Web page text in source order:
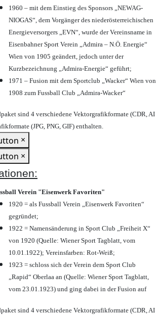
1960 – mit dem Einstieg des Sponsors „NEWAG-
NIOGAS“, dem Vorgänger des niederösterreichischen
Energieversorgers „EVN“, wurde der Vereinsname in
Eisenbahner Sport Verein „Admira – N.Ö. Energie“
Wien von 1905 geändert, jedoch unter der
Kurzbezeichnung „Admira-Energie“ geführt;
1971 – Fusion mit dem Sportclub „Wacker“ Wien von
1908 zum Fussball Club „Admira-Wacker“
sind 4 verschiedene Vektorgrafikformate (CDR, AI
(JPG, PNG, GIF) enthalten.
×
×
Verein "Eisenwerk Favoriten"
1920 = als Fussball Verein „Eisenwerk Favoriten“
gegründet;
1922 = Namensänderung in Sport Club „Freiheit X“
von 1920 (Quelle: Wiener Sport Tagblatt, vom
10.01.1922); Vereinsfarben: Rot-Weiß;
1923 = schloss sich der Verein dem Sport Club
„Rapid“ Oberlaa an (Quelle: Wiener Sport Tagblatt,
vom 23.01.1923) und ging dabei in der Fusion auf
sind 4 verschiedene Vektorgrafikformate (CDR, AI